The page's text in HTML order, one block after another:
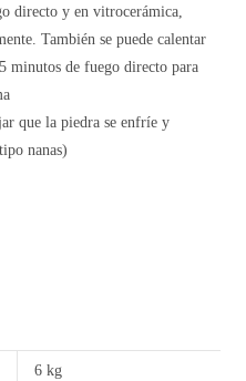
directo y en vitrocerámica,
También se puede calentar
minutos de fuego directo para
que la piedra se enfríe y
nanas)
6 kg